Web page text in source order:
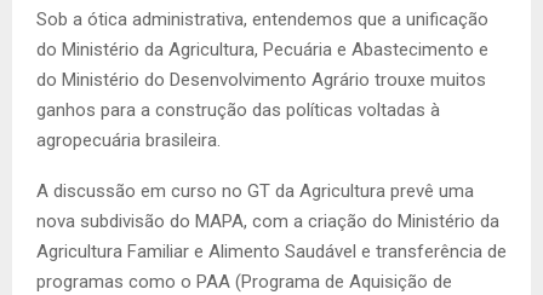
Sob a ótica administrativa, entendemos que a unificação
do Ministério da Agricultura, Pecuária e Abastecimento e
do Ministério do Desenvolvimento Agrário trouxe muitos
ganhos para a construção das políticas voltadas à
agropecuária brasileira.
A discussão em curso no GT da Agricultura prevê uma
nova subdivisão do MAPA, com a criação do Ministério da
Agricultura Familiar e Alimento Saudável e transferência de
programas como o PAA (Programa de Aquisição de